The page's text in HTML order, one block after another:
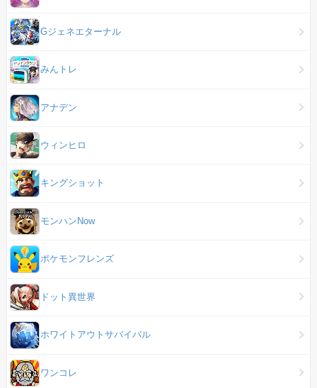
Gジェネエターナル
みんトレ
アナデン
ウィンヒロ
キングショット
モンハンNow
ポケモンフレンズ
ドット異世界
ホワイトアウトサバイバル
ワンコレ